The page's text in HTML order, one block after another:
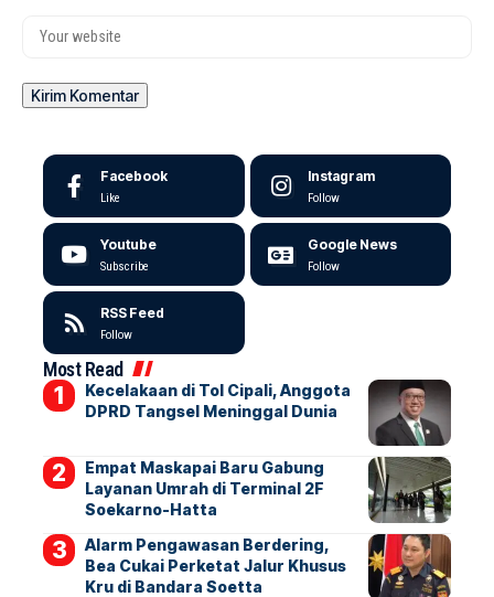
Facebook
Like
Instagram
Follow
Youtube
Subscribe
Google News
Follow
RSS Feed
Follow
Most Read
Kecelakaan di Tol Cipali, Anggota
DPRD Tangsel Meninggal Dunia
Empat Maskapai Baru Gabung
Layanan Umrah di Terminal 2F
Soekarno-Hatta
Alarm Pengawasan Berdering,
Bea Cukai Perketat Jalur Khusus
Kru di Bandara Soetta